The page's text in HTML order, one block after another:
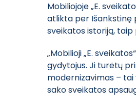
Mobiliojoje „E.
atlikta per Išankstinę
sveikatos istoriją,
„Mobilioji „E.
gydytojus. Ji turėtų
modernizavimas –
sako sveikatos